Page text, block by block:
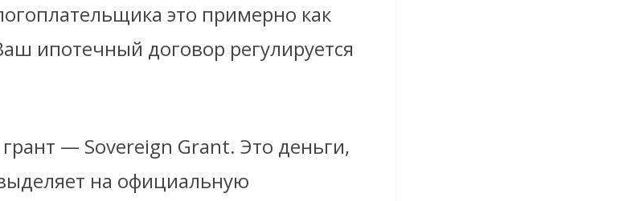
это примерно как
ипотечный договор регулируется
— Sovereign Grant. Это деньги,
на официальную